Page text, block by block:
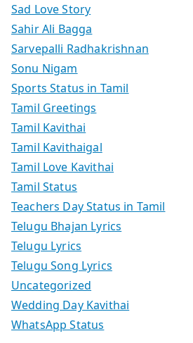
Sad Love Story
Sahir Ali Bagga
Sarvepalli Radhakrishnan
Sonu Nigam
Sports Status in Tamil
Tamil Greetings
Tamil Kavithai
Tamil Kavithaigal
Tamil Love Kavithai
Tamil Status
Teachers Day Status in Tamil
Telugu Bhajan Lyrics
Telugu Lyrics
Telugu Song Lyrics
Uncategorized
Wedding Day Kavithai
WhatsApp Status